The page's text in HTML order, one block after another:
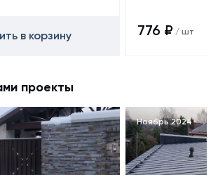
в корзину 776 ₽ / шт
проекты
Ноябрь 2024